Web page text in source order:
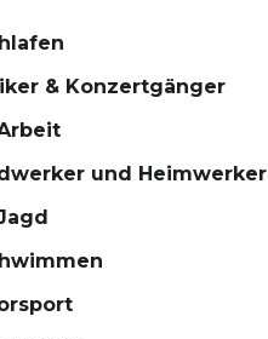
& Konzertgänger
und Heimwerker